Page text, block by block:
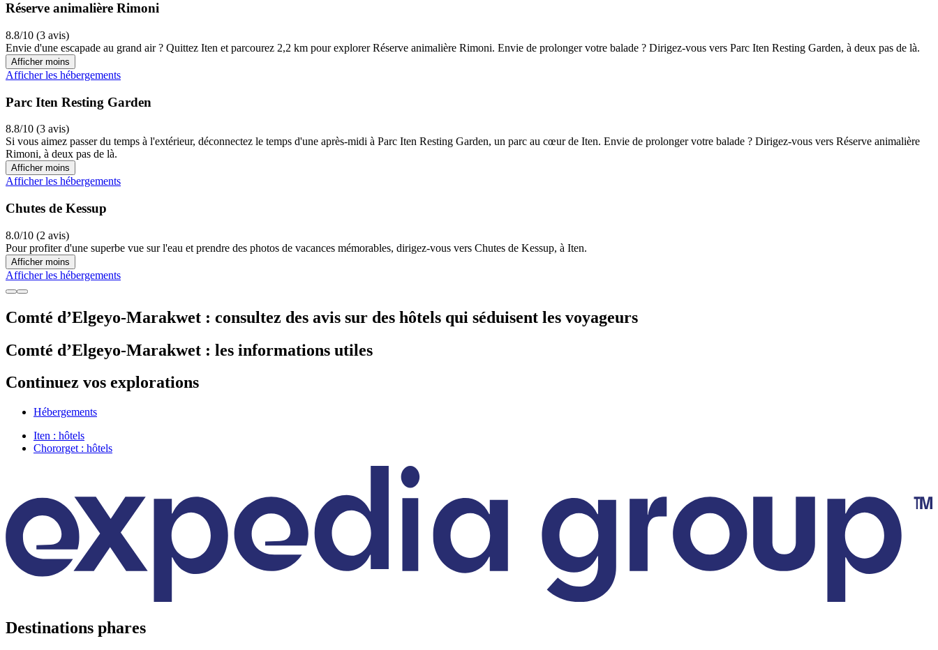
Réserve animalière Rimoni
8.8/10 (3 avis)
Envie d'une escapade au grand air ? Quittez Iten et parcourez 2,2 km pour explorer Réserve animalière Rimoni. Envie de prolonger votre balade ? Dirigez-vous vers Parc Iten Resting Garden, à deux pas de là.
Afficher moins
Afficher les hébergements
Parc Iten Resting Garden
8.8/10 (3 avis)
Si vous aimez passer du temps à l'extérieur, déconnectez le temps d'une après-midi à Parc Iten Resting Garden, un parc au cœur de Iten. Envie de prolonger votre balade ? Dirigez-vous vers Réserve animalière
Rimoni, à deux pas de là.
Afficher moins
Afficher les hébergements
Chutes de Kessup
8.0/10 (2 avis)
Pour profiter d'une superbe vue sur l'eau et prendre des photos de vacances mémorables, dirigez-vous vers Chutes de Kessup, à Iten.
Afficher moins
Afficher les hébergements
Comté d’Elgeyo-Marakwet : consultez des avis sur des hôtels qui séduisent les voyageurs
Comté d’Elgeyo-Marakwet : les informations utiles
Continuez vos explorations
Hébergements
Iten : hôtels
Chororget : hôtels
Destinations phares